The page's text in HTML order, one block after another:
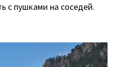
с пушками на соседей.